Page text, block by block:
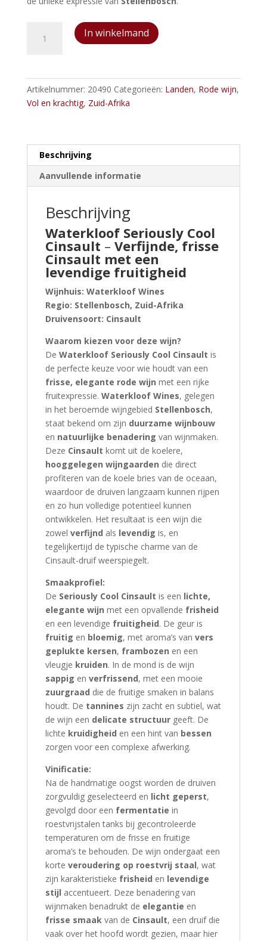
Seriously
aantal
In winkelmand
Artikelnummer: 20490 Categorieën: Landen, Rode wijn,
Vol en krachtig, Zuid-Afrika
Beschrijving
Aanvullende informatie
Beschrijving
Waterkloof Seriously Cool
Cinsault – Verfijnde, frisse
Cinsault met een
levendige fruitigheid
Wijnhuis: Waterkloof Wines
Regio: Stellenbosch, Zuid-Afrika
Druivensoort: Cinsault
Waarom kiezen voor deze wijn?
De Waterkloof Seriously Cool Cinsault is
de perfecte keuze voor wie houdt van een
frisse, elegante rode wijn met een rijke
fruitexpressie. Waterkloof Wines, gelegen
in het beroemde wijngebied Stellenbosch,
staat bekend om zijn duurzame wijnbouw
en natuurlijke benadering van wijnmaken.
Deze Cinsault komt uit de koelere,
hooggelegen wijngaarden die direct
profiteren van de koele bries van de oceaan,
waardoor de druiven langzaam kunnen rijpen
en zo hun volledige potentieel kunnen
ontwikkelen. Het resultaat is een wijn die
zowel verfijnd als levendig is, en
tegelijkertijd de typische charme van de
Cinsault-druif weerspiegelt.
Smaakprofiel:
De Seriously Cool Cinsault is een lichte,
elegante wijn met een opvallende frisheid
en een levendige fruitigheid. De geur is
fruitig en bloemig, met aroma’s van vers
geplukte kersen, frambozen en een
vleugje kruiden. In de mond is de wijn
sappig en verfrissend, met een mooie
zuurgraad die de fruitige smaken in balans
houdt. De tannines zijn zacht en subtiel, wat
de wijn een delicate structuurgeeft. De
lichte kruidigheid en een hint van bessen
zorgen voor een complexe afwerking.
Vinificatie:
Na de handmatige oogst worden de druiven
zorgvuldig geselecteerd en licht geperst,
gevolgd door een fermentatie in
roestvrijstalen tanks bij gecontroleerde
temperaturen om de frisse en fruitige
aroma’s te behouden. De wijn ondergaat een
korte veroudering op roestvrij staal, wat
zijn karakteristieke frisheid en levendige
stijl accentueert. Deze benadering van
wijnmaken benadrukt de elegantie en
frisse smaakvan de Cinsault, een druif die
vaak over het hoofd wordt gezien, maar hier